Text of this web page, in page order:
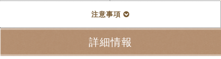
注意事項
詳細情報